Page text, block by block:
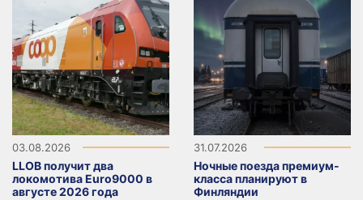
03.08.2026
LLOB получит два
локомотива Euro9000 в
августе 2026 года
31.07.2026
Ночные поезда премиум-
класса планируют в
Финляндии